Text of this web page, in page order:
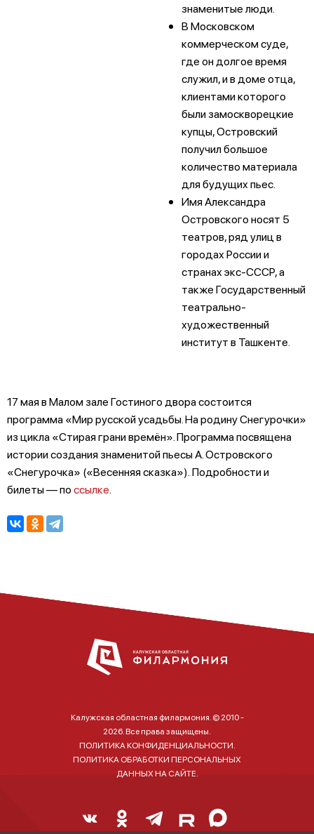
знаменитые люди.
В Московском
коммерческом суде,
где он долгое время
служил, и в доме отца,
клиентами которого
были замоскворецкие
купцы, Островский
получил большое
количество материала
для будущих пьес.
Имя Александра
Островского носят 5
театров, ряд улиц в
городах России и
странах экс-СССР, а
также Государственный
театрально-
художественный
институт в Ташкенте.
17 мая в Малом зале Гостиного двора состоится
программа «Мир русской усадьбы. На родину Снегурочки»
из цикла «Стирая грани времён». Программа посвящена
истории создания знаменитой пьесы А. Островского
«Снегурочка» («Весенняя сказка»). Подробности и
билеты — поссылке
Калужская областная филармония. © 2010 -
2026. Все права защищены.
ПОЛИТИКА КОНФИДЕНЦИАЛЬНОСТИ.
ПОЛИТИКА ОБРАБОТКИ ПЕРСОНАЛЬНЫХ
ДАННЫХ НА САЙТЕ.